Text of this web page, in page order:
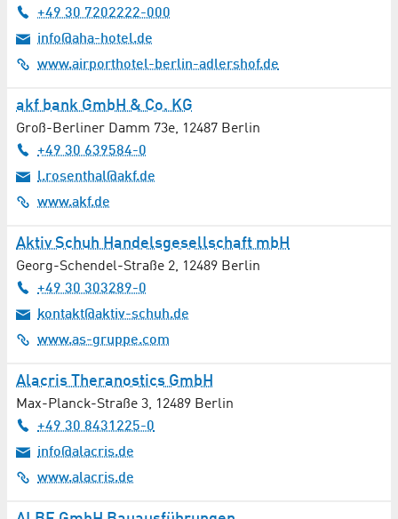
Medizintechnik / Therapietechnik
MEMS / Sensoren
Messebau
Messtechnik
Metallbearbeitung
Mobilität / E-Mobilität
Musik
Neurologie
Onkologie
+49 30 7202222-000
info@aha-hotel.de
www.airporthotel-berlin-adlershof.de
akf bank GmbH & Co. KG
Groß-Berliner Damm 73e, 12487 Berlin
+49 30 639584-0
l.rosenthal@akf.de
www.akf.de
Aktiv Schuh Handelsgesellschaft mbH
Georg-Schendel-Straße 2, 12489 Berlin
+49 30 303289-0
kontakt@aktiv-schuh.de
www.as-gruppe.com
Alacris Theranostics GmbH
Max-Planck-Straße 3, 12489 Berlin
+49 30 8431225-0
info@alacris.de
www.alacris.de